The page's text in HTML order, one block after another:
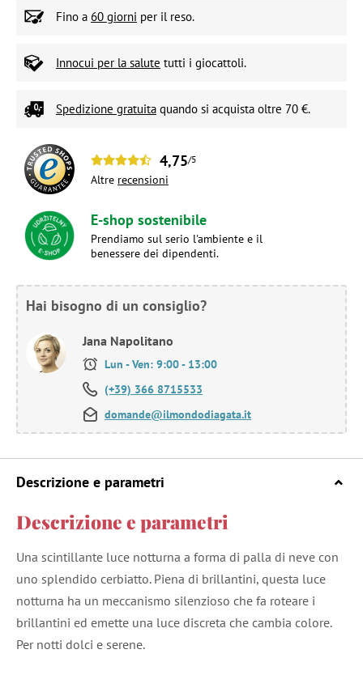
Fino a 60 giorni per il reso.
Innocui per la salute tutti i giocattoli.
Spedizione gratuita quando si acquista oltre 70 €.
4,75/5
Altre recensioni
E-shop sostenibile
Prendiamo sul serio l'ambiente e il
benessere dei dipendenti.
Hai bisogno di un consiglio?
Jana Napolitano
Lun - Ven: 9:00 - 13:00
(+39) 366 8715533
domande@ilmondodiagata.it
Descrizione e parametri
Descrizione e parametri
Una scintillante luce notturna a forma di palla di neve con
uno splendido cerbiatto. Piena di brillantini, questa luce
notturna ha un meccanismo silenzioso che fa roteare i
brillantini ed emette una luce discreta che cambia colore.
Per notti dolci e serene.